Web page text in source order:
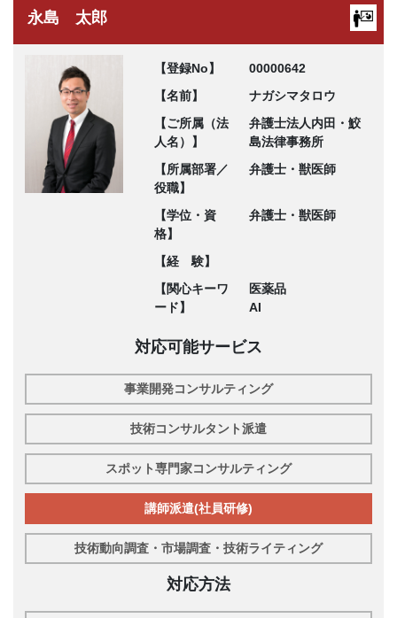
永島 太郎
【登録No】
00000642
【名前】
ナガシマタロウ
【ご所属（法
人名）】
弁護士法人内田・鮫
島法律事務所
【所属部署／
役職】
弁護士・獣医師
【学位・資
格】
弁護士・獣医師
【経 験】
【関心キーワ
ード】
医薬品
AI
対応可能サービス
事業開発コンサルティング
技術コンサルタント派遣
スポット専門家コンサルティング
講師派遣(社員研修)
技術動向調査・市場調査・技術ライティング
対応方法